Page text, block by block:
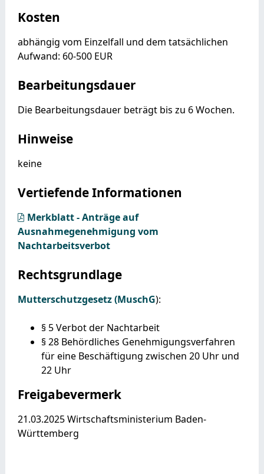
Kosten
abhängig vom Einzelfall und dem tatsächlichen
Aufwand: 60-500 EUR
Bearbeitungsdauer
Die Bearbeitungsdauer beträgt bis zu 6 Wochen.
Hinweise
keine
Vertiefende Informationen
Merkblatt - Anträge auf
Ausnahmegenehmigung vom
Nachtarbeitsverbot
Rechtsgrundlage
Mutterschutzgesetz (MuschG):
§ 5 Verbot der Nachtarbeit
§ 28 Behördliches Genehmigungsverfahren
für eine Beschäftigung zwischen 20 Uhr und
22 Uhr
Freigabevermerk
21.03.2025 Wirtschaftsministerium Baden-
Württemberg